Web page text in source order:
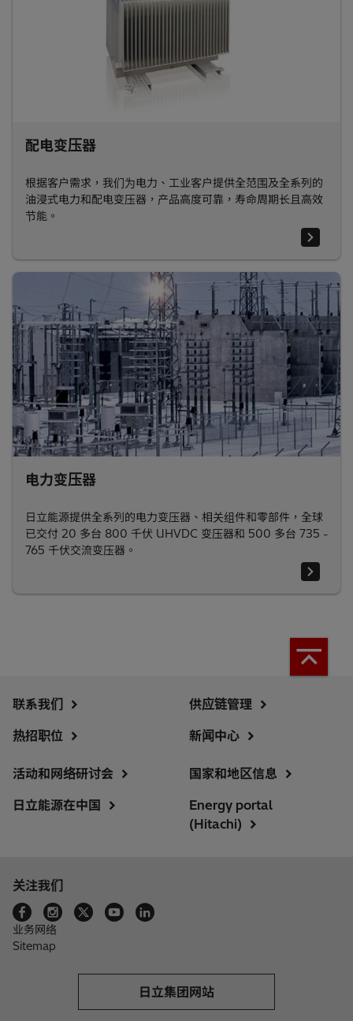
配电变压器
根据客户需求，我们为电力、工业客户提供全范围及全系列的
油浸式电力和配电变压器，产品高度可靠，寿命周期长且高效
节能。
电力变压器
日立能源提供全系列的电力变压器、相关组件和零部件，全球
已交付 20 多台 800 千伏 UHVDC 变压器和 500 多台 735 -
765 千伏交流变压器。
联系我们
热招职位
供应链管理
新闻中心
活动和网络研讨会
日立能源在中国
国家和地区信息
Energy portal
(Hitachi)
关注我们
业务网络
Sitemap
日立集团网站